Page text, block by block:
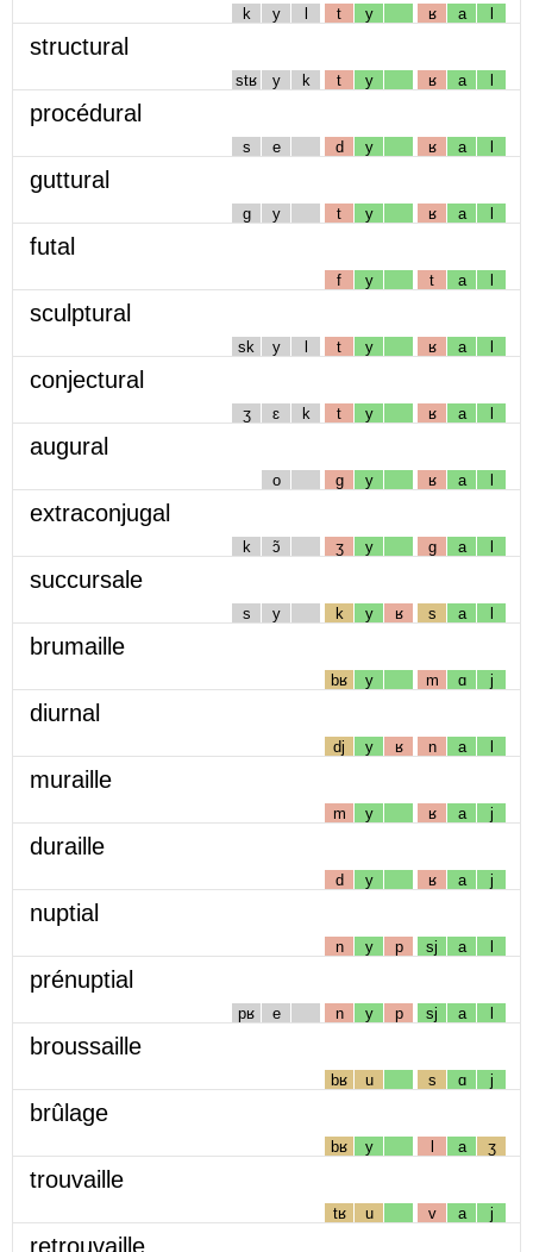
k y l t y ʁ a l
structural
stʁ y k t y ʁ a l
procédural
s e d y ʁ a l
guttural
g y t y ʁ a l
futal
f y t a l
sculptural
sk y l t y ʁ a l
conjectural
ʒ ɛ k t y ʁ a l
augural
o g y ʁ a l
extraconjugal
k ɔ̃ ʒ y g a l
succursale
s y k y ʁ s a l
brumaille
bʁ y m ɑ j
diurnal
dj y ʁ n a l
muraille
m y ʁ a j
duraille
d y ʁ a j
nuptial
n y p sj a l
prénuptial
pʁ e n y p sj a l
broussaille
bʁ u s ɑ j
brûlage
bʁ y l a ʒ
trouvaille
tʁ u v a j
retrouvaille